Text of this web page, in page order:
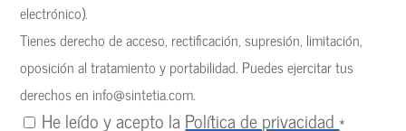
electrónico).
Tienes derecho de acceso, rectificación, supresión, limitación,
oposición al tratamiento y portabilidad. Puedes ejercitar tus
derechos en info@sintetia.com.
He leído y acepto la Política de privacidad*